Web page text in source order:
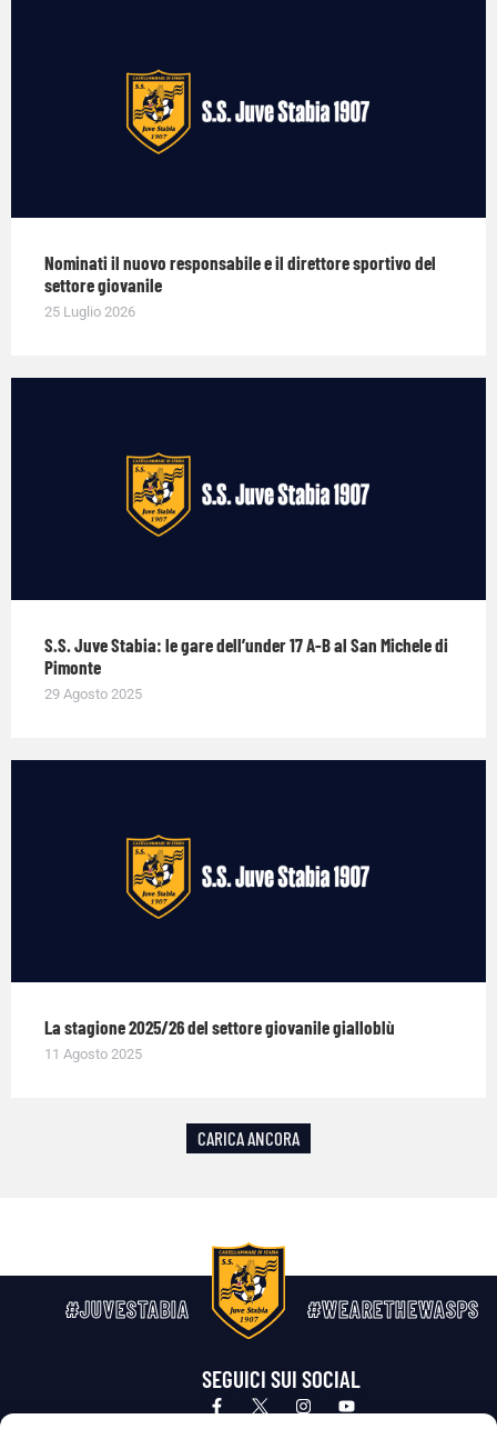
Nominati il nuovo responsabile e il direttore sportivo del
settore giovanile
25 Luglio 2026
S.S. Juve Stabia: le gare dell’under 17 A-B al San Michele di
Pimonte
29 Agosto 2025
La stagione 2025/26 del settore giovanile gialloblù
11 Agosto 2025
CARICA ANCORA
#JUVESTABIA #WEARETHEWASPS
SEGUICI SUI SOCIAL